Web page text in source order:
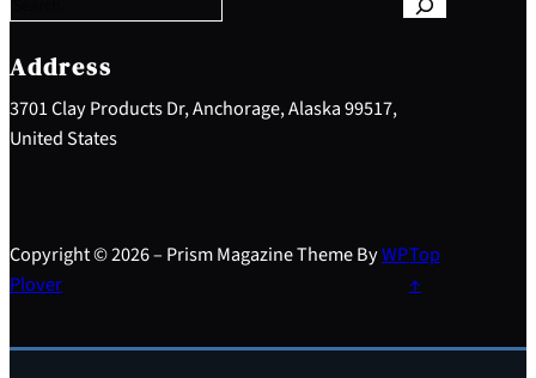
c
h
Address
3701 Clay Products Dr, Anchorage, Alaska 99517,
United States
Copyright © 2026 – Prism Magazine Theme ByWP
Plover
Top
↑